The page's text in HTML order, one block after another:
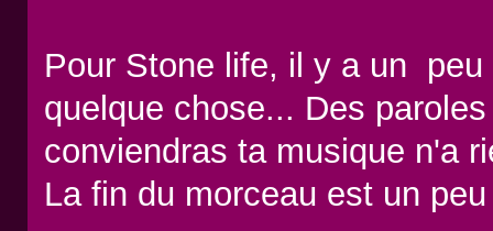
Pour Stone life, il y a un
quelque chose... Des
conviendras ta musique n'a
La fin du morceau est un